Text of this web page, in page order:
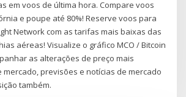
em voos de última hora. Compare voos
e poupe até 80%! Reserve voos para
Network com as tarifas mais baixas das
aéreas! Visualize o gráfico MCO / Bitcoin
as alterações de preço mais
mercado, previsões e notícias de mercado
também.